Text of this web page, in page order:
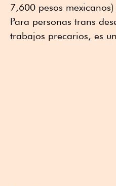
7,600 pesos
Para personas trans
trabajos precarios, es